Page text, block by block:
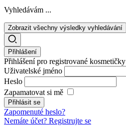
Vyhledávám ...
Zobrazit všechny výsledky vyhledávání
Přihlášení
Přihlášení pro registrované kosmetičky
Uživatelské jméno
Heslo
Zapamatovat si mě
Zapomenuté heslo?
Nemáte účet? Registrujte se